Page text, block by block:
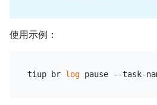
使用示例：
tiup br log pause --task-